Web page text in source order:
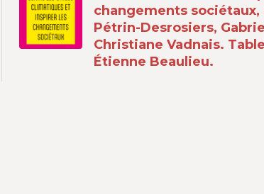
changements sociétaux,
Pétrin-Desrosiers,
Christiane Vadnais.
Étienne Beaulieu.